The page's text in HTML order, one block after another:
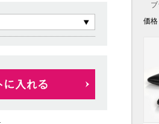
ブ
価格